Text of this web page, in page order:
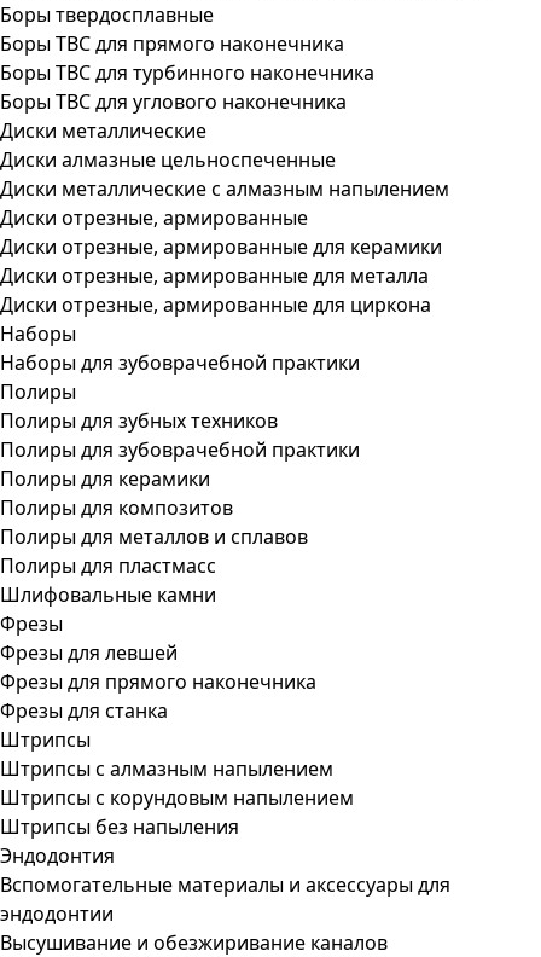
Боры твердосплавные
Боры ТВС для прямого наконечника
Боры ТВС для турбинного наконечника
Боры ТВС для углового наконечника
Диски металлические
Диски алмазные цельноспеченные
Диски металлические с алмазным напылением
Диски отрезные, армированные
Диски отрезные, армированные для керамики
Диски отрезные, армированные для металла
Диски отрезные, армированные для циркона
Наборы
Наборы для зубоврачебной практики
Полиры
Полиры для зубных техников
Полиры для зубоврачебной практики
Полиры для керамики
Полиры для композитов
Полиры для металлов и сплавов
Полиры для пластмасс
Шлифовальные камни
Фрезы
Фрезы для левшей
Фрезы для прямого наконечника
Фрезы для станка
Штрипсы
Штрипсы c алмазным напылением
Штрипсы c корундовым напылением
Штрипсы без напыления
Эндодонтия
Вспомогательные материалы и аксессуары для
эндодонтии
Высушивание и обезжиривание каналов